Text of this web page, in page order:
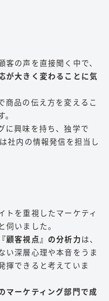
客の声を直接聞く中で、
が大きく変わることに気
商品の伝え方を変えるこ
。
に興味を持ち、独学で
社内の情報発信を担当し
トを重視したマーケティ
伺いました。
顧客視点』の分析力は、
い深層心理や本音をうま
揮できると考えていま
マーケティング部門で成